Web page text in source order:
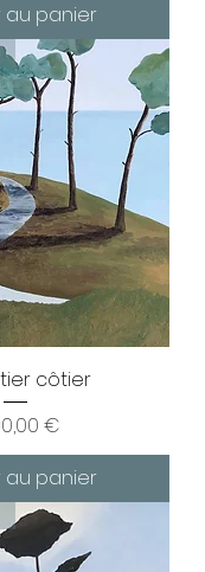
au panier
côtier
€
au panier